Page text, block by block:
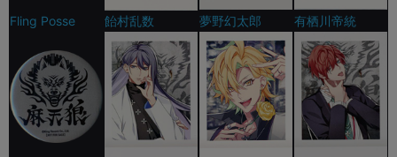
Fling Posse 飴村乱数 夢野幻太郎 有栖川帝統